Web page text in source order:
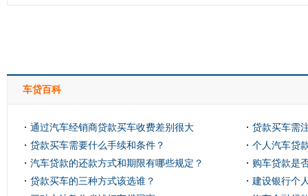
车贷百科
通过汽车经销商贷款买车收费差别很大
贷款买车需要什么手续和条件？
汽车贷款的还款方式和期限有哪些规定？
贷款买车的三种方式该选谁？
贷款买车需
个人汽车贷
购车贷款是
建设银行个